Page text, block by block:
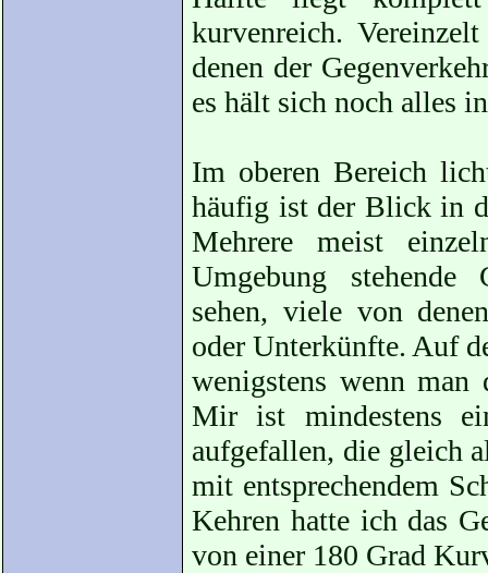
kurvenreich.
denen der
es hält sich noch alles
Im oberen Bereich
häufig ist der Blick in
Mehrere meist
Umgebung stehende
sehen, viele von
oder Unterkünfte. Auf
wenigstens wenn man
Mir ist mindestens
aufgefallen, die gleich
mit entsprechendem
Kehren hatte ich das
von einer 180 Grad